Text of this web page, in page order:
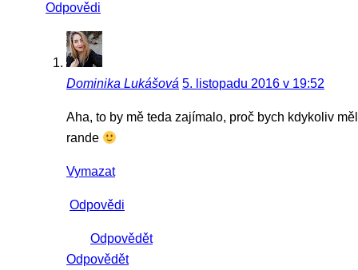
Odpovědi
Dominika Lukášová 5. listopadu 2016 v 19:52
Aha, to by mě teda zajímalo, proč bych kdykoliv
rande
Vymazat
Odpovědi
Odpovědět
Odpovědět